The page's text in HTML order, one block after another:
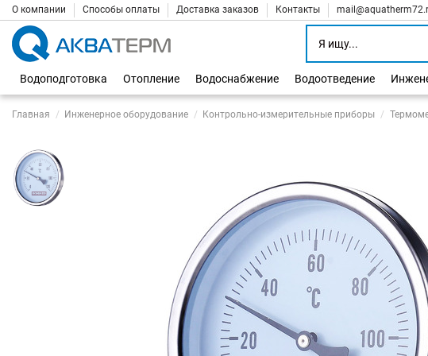
О компании Способы оплаты Доставка заказов Контакты
Водоподготовка
Отопление Водоснабжение Водоотведение
Главная Инженерное оборудование Контрольно-измерительные приборы